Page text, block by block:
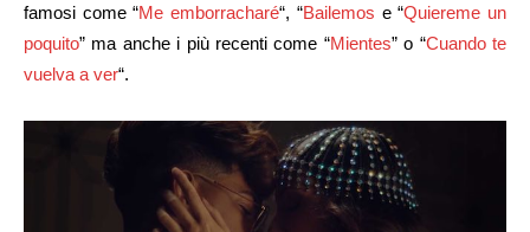
famosi come “Me emborracharé“, “Bailemos e “Quiereme un
poquito” ma anche i più recenti come “Mientes” o “Cuando te
vuelva a ver“.